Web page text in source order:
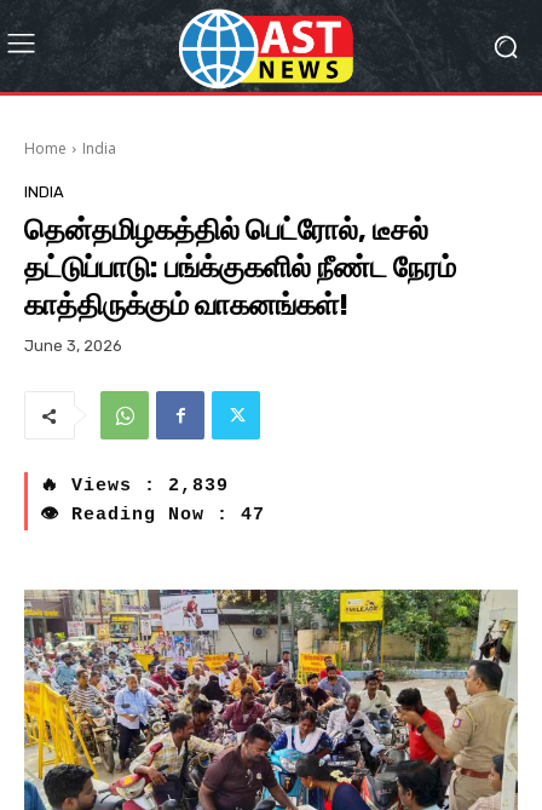
Home India
INDIA
தென்தமிழகத்தில் பெட்ரோல், டீசல்
தட்டுப்பாடு: பங்க்குகளில் நீண்ட நேரம்
காத்திருக்கும் வாகனங்கள்!
June 3, 2026
🔥 Views : 2,839
👁 Reading Now : 47